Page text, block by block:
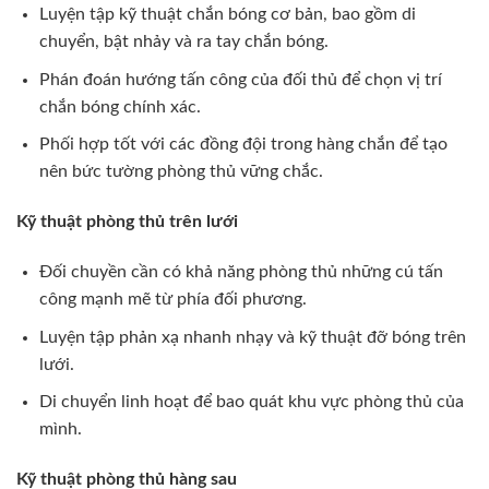
Luyện tập kỹ thuật chắn bóng cơ bản, bao gồm di
chuyển, bật nhảy và ra tay chắn bóng.
Phán đoán hướng tấn công của đối thủ để chọn vị trí
chắn bóng chính xác.
Phối hợp tốt với các đồng đội trong hàng chắn để tạo
nên bức tường phòng thủ vững chắc.
Kỹ thuật phòng thủ trên lưới
Đối chuyền cần có khả năng phòng thủ những cú tấn
công mạnh mẽ từ phía đối phương.
Luyện tập phản xạ nhanh nhạy và kỹ thuật đỡ bóng trên
lưới.
Di chuyển linh hoạt để bao quát khu vực phòng thủ của
mình.
Kỹ thuật phòng thủ hàng sau